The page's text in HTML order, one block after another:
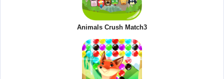
Animals Crush Match3